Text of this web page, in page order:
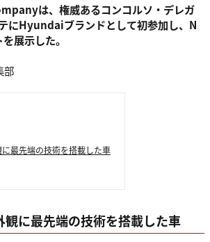
は、権威あるコンコルソ・デレガ
にHyundaiブランドとして初参加し、N
展示した。
部
最先端の技術を搭載した車
観に最先端の技術を搭載した車